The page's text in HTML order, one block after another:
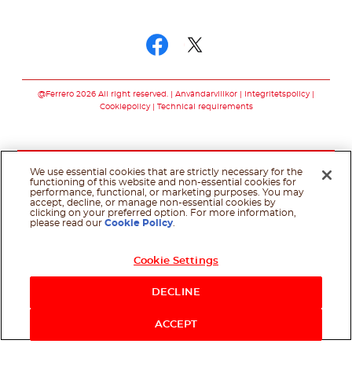
@Ferrero 2026 All right reserved. Användarvillkor
Integritetspolicy
Cookiepolicy
Technical requirements
We use essential cookies that are strictly necessary for the
functioning of this website and non-essential cookies for
performance, functional, or marketing purposes. You may
accept, decline, or manage non-essential cookies by
clicking on your preferred option. For more information,
please read ourCookie Policy
Cookie Settings
DECLINE
ACCEPT